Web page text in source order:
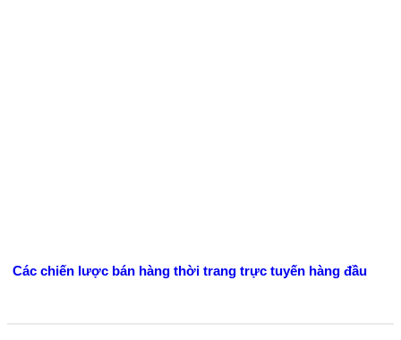
Các chiến lược bán hàng thời trang trực tuyến hàng đầu